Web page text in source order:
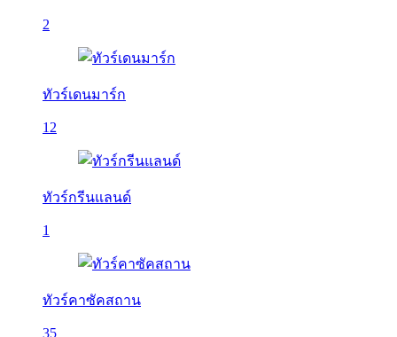
2
ทัวร์เดนมาร์ก
12
ทัวร์กรีนแลนด์
1
ทัวร์คาซัคสถาน
35